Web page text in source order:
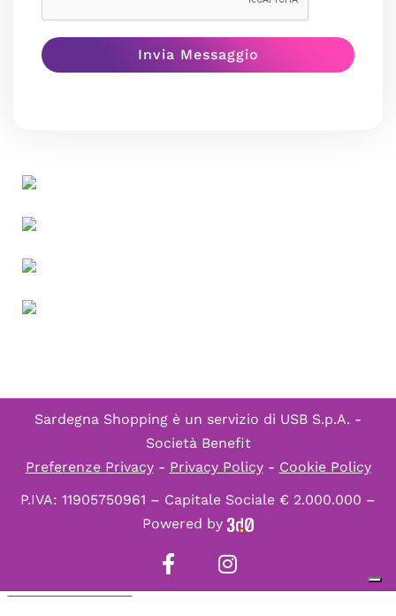
Sardegna Shopping è un servizio di USB S.p.A. -
Società Benefit
Preferenze Privacy- Privacy Policy- Cookie Policy
P.IVA: 11905750961 – Capitale Sociale € 2.000.000 –
Powered by